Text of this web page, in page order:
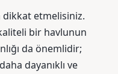
etmelisiniz.
bir havlunun
da önemlidir;
dayanıklı ve